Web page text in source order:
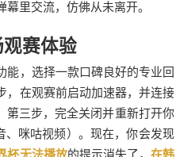
里交流，仿佛从未离开。
赛体验
能，选择一款口碑良好的专业回
，在观赛前启动加速器，并连接
第三步，完全关闭并重新打开你
、咪咕视频）。现在，你会发现